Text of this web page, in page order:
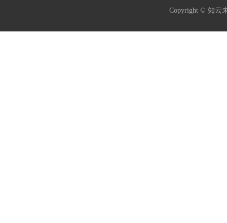
Copyright © 知云